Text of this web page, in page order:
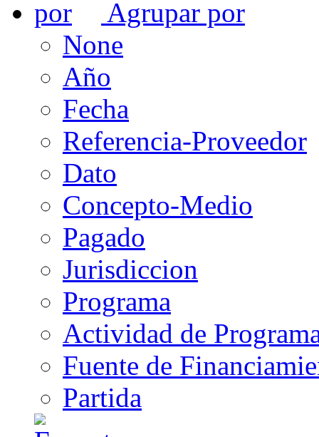
Agrupar por
None
Año
Fecha
Referencia-Proveedor
Dato
Concepto-Medio
Pagado
Jurisdiccion
Programa
Actividad de
Fuente de
Partida